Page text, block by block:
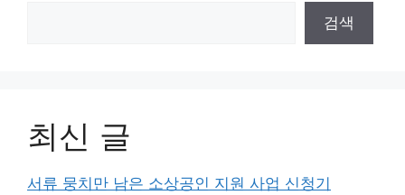
검색
최신 글
서류 뭉치만 남은 소상공인 지원 사업 신청기